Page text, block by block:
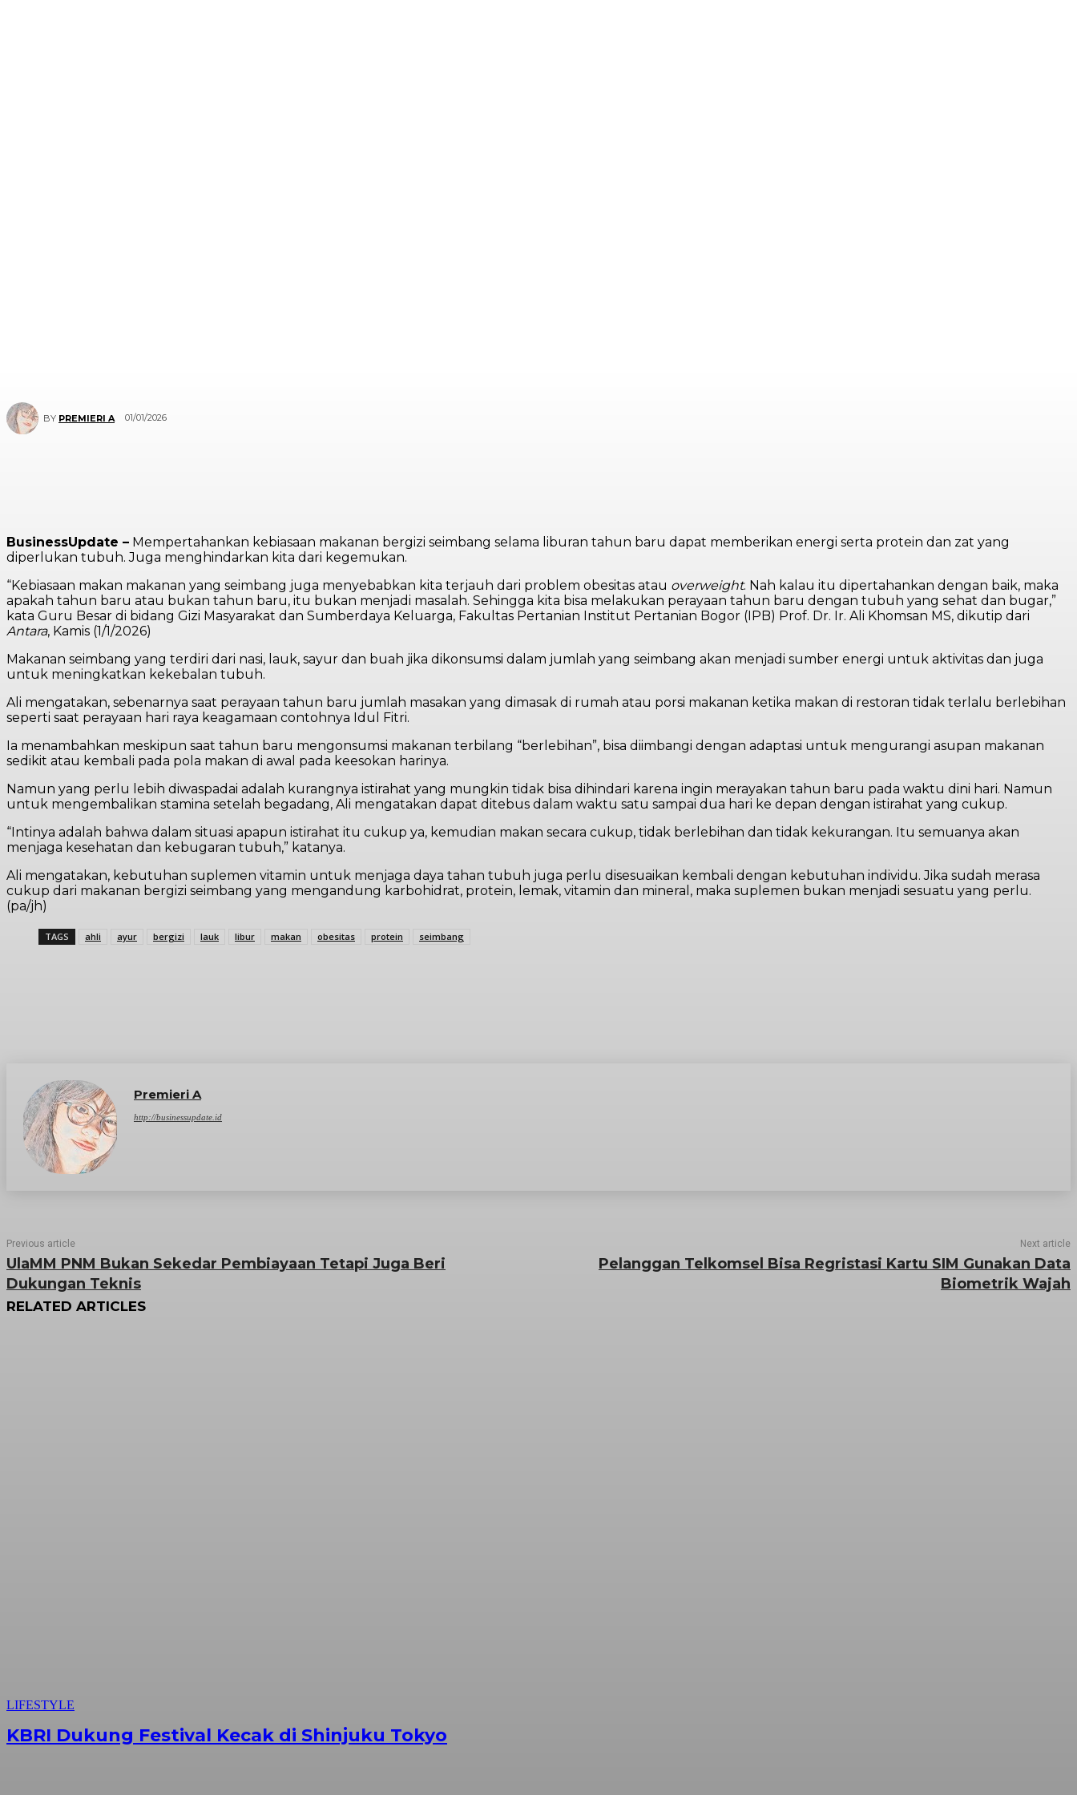
BY PREMIERI A 01/01/2026
BusinessUpdate – Mempertahankan kebiasaan makanan bergizi seimbang selama liburan tahun baru dapat memberikan energi serta protein dan zat yang
diperlukan tubuh. Juga menghindarkan kita dari kegemukan.
“Kebiasaan makan makanan yang seimbang juga menyebabkan kita terjauh dari problem obesitas atau overweight. Nah kalau itu dipertahankan dengan baik, maka
apakah tahun baru atau bukan tahun baru, itu bukan menjadi masalah. Sehingga kita bisa melakukan perayaan tahun baru dengan tubuh yang sehat dan bugar,”
kata Guru Besar di bidang Gizi Masyarakat dan Sumberdaya Keluarga, Fakultas Pertanian Institut Pertanian Bogor (IPB) Prof. Dr. Ir. Ali Khomsan MS, dikutip dari
Antara, Kamis (1/1/2026)
Makanan seimbang yang terdiri dari nasi, lauk, sayur dan buah jika dikonsumsi dalam jumlah yang seimbang akan menjadi sumber energi untuk aktivitas dan juga
untuk meningkatkan kekebalan tubuh.
Ali mengatakan, sebenarnya saat perayaan tahun baru jumlah masakan yang dimasak di rumah atau porsi makanan ketika makan di restoran tidak terlalu berlebihan
seperti saat perayaan hari raya keagamaan contohnya Idul Fitri.
Ia menambahkan meskipun saat tahun baru mengonsumsi makanan terbilang “berlebihan”, bisa diimbangi dengan adaptasi untuk mengurangi asupan makanan
sedikit atau kembali pada pola makan di awal pada keesokan harinya.
Namun yang perlu lebih diwaspadai adalah kurangnya istirahat yang mungkin tidak bisa dihindari karena ingin merayakan tahun baru pada waktu dini hari. Namun
untuk mengembalikan stamina setelah begadang, Ali mengatakan dapat ditebus dalam waktu satu sampai dua hari ke depan dengan istirahat yang cukup.
“Intinya adalah bahwa dalam situasi apapun istirahat itu cukup ya, kemudian makan secara cukup, tidak berlebihan dan tidak kekurangan. Itu semuanya akan
menjaga kesehatan dan kebugaran tubuh,” katanya.
Ali mengatakan, kebutuhan suplemen vitamin untuk menjaga daya tahan tubuh juga perlu disesuaikan kembali dengan kebutuhan individu. Jika sudah merasa
cukup dari makanan bergizi seimbang yang mengandung karbohidrat, protein, lemak, vitamin dan mineral, maka suplemen bukan menjadi sesuatu yang perlu.
(pa/jh)
TAGS ahli ayur bergizi lauk libur makan obesitas protein seimbang
Premieri A
http://businessupdate.id
Previous article
UlaMM PNM Bukan Sekedar Pembiayaan Tetapi Juga Beri
Dukungan Teknis
Next article
Pelanggan Telkomsel Bisa Regristasi Kartu SIM Gunakan Data
Biometrik Wajah
RELATED ARTICLES
LIFESTYLE
KBRI Dukung Festival Kecak di Shinjuku Tokyo